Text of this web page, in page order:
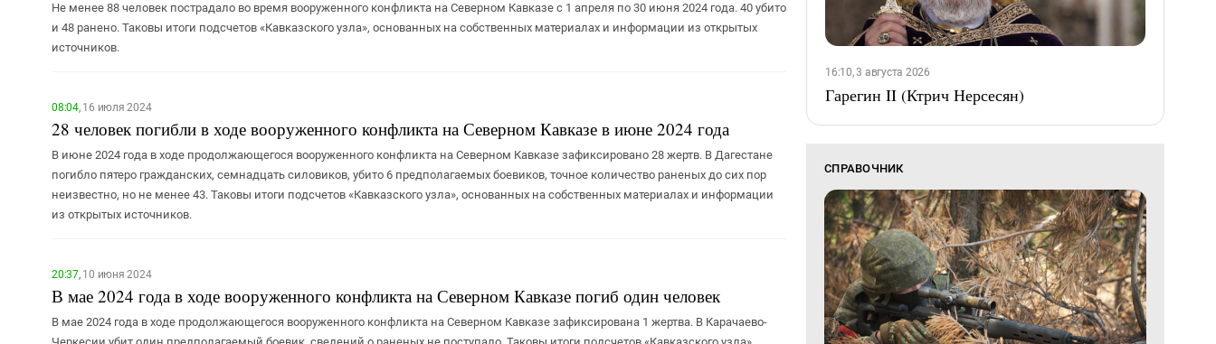
Не менее 88 человек пострадало во время вооруженного конфликта на Северном Кавказе с 1 апреля по 30 июня 2024 года. 40 убито
и 48 ранено. Таковы итоги подсчетов «Кавказского узла», основанных на собственных материалах и информации из открытых
источников.
08:04,16 июля 2024
28 человек погибли в ходе вооруженного конфликта на Северном Кавказе в июне 2024 года
В июне 2024 года в ходе продолжающегося вооруженного конфликта на Северном Кавказе зафиксировано 28 жертв. В Дагестане
погибло пятеро гражданских, семнадцать силовиков, убито 6 предполагаемых боевиков, точное количество раненых до сих пор
неизвестно, но не менее 43. Таковы итоги подсчетов «Кавказского узла», основанных на собственных материалах и информации
из открытых источников.
20:37,10 июня 2024
В мае 2024 года в ходе вооруженного конфликта на Северном Кавказе погиб один человек
В мае 2024 года в ходе продолжающегося вооруженного конфликта на Северном Кавказе зафиксирована 1 жертва. В Карачаево-
16:10, 3 августа 2026
Гарегин II (Ктрич Нерсесян)
СПРАВОЧНИК